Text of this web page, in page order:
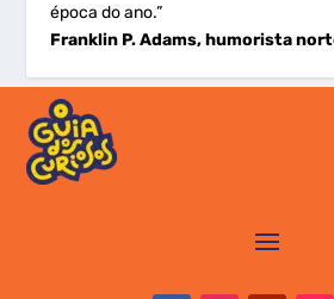
época do ano.”
Franklin P. Adams, humorista